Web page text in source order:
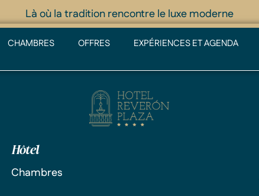
Là où la tradition rencontre le luxe moderne
CHAMBRES OFFRES EXPÉRIENCES ET AGENDA
Hôtel
Chambres